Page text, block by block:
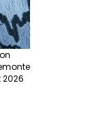
2026